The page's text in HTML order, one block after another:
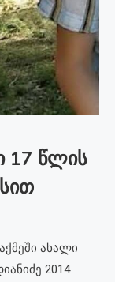
17 წლის
ახალი
2014